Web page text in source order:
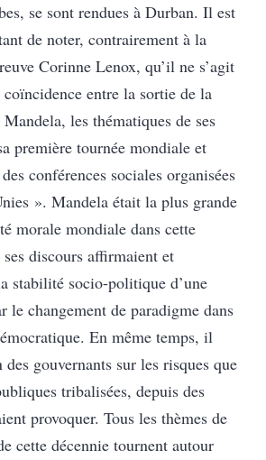
se sont rendues à Durban. Il est
de noter, contrairement à la
Corinne Lenox, qu’il ne s’agit
coïncidence entre la sortie de la
les thématiques de ses
première tournée mondiale et
conférences sociales organisées
». Mandela était la plus grande
morale mondiale dans cette
discours affirmaient et
stabilité socio-politique d’une
le changement de paradigme dans
En même temps, il
gouvernants sur les risques que
tribalisées, depuis des
provoquer. Tous les thèmes de
cette décennie tournent autour